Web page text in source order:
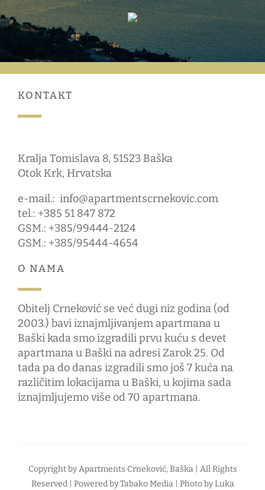
KONTAKT
Kralja Tomislava 8, 51523 Baška
Otok Krk, Hrvatska
e-mail.: info@apartmentscrnekovic.com
tel.: +385 51 847 872
GSM.: +385/99444-2124
GSM.: +385/95444-4654
O NAMA
Obitelj Crneković se već dugi niz godina (od
2003.) bavi iznajmljivanjem apartmana u
Baški kada smo izgradili prvu kuću s devet
apartmana u Baški na adresi Zarok 25. Od
tada pa do danas izgradili smo još 7 kuća na
različitim lokacijama u Baški, u kojima sada
iznajmljujemo više od 70 apartmana.
Copyright byApartments Crneković, Baška| All Rights
Reserved | Powered byTabako Media| Photo byLuka